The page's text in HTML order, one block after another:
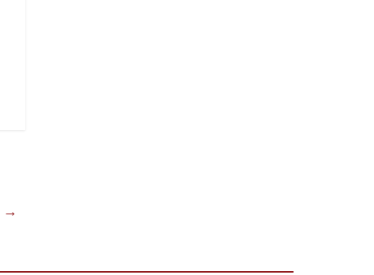
→